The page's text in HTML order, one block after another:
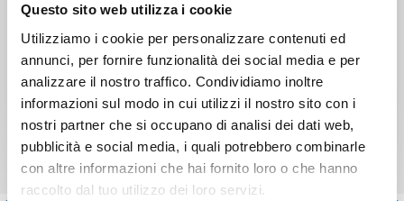
Questo sito web utilizza i cookie
Utilizziamo i cookie per personalizzare contenuti ed
annunci, per fornire funzionalità dei social media e per
analizzare il nostro traffico. Condividiamo inoltre
informazioni sul modo in cui utilizzi il nostro sito con i
nostri partner che si occupano di analisi dei dati web,
pubblicità e social media, i quali potrebbero combinarle
con altre informazioni che hai fornito loro o che hanno
raccolto dal tuo utilizzo dei loro servizi.
Gentile Cliente, Ti ricordiamo che il prossimo
appuntamento per la raccolta mobile dei rifiuti
pericolosi…